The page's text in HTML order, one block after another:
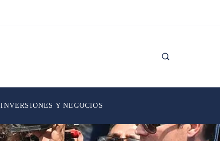
INVERSIONES Y NEGOCIOS